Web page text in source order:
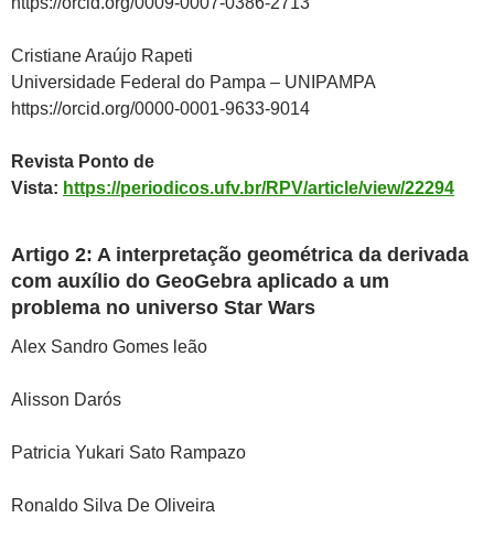
Cristiane Araújo Rapeti
Universidade Federal do Pampa – UNIPAMPA
https://orcid.org/0000-0001-9633-9014
Revista Ponto de
Vista: https://periodicos.ufv.br/RPV/article/view/22294
Artigo 2: A interpretação geométrica da derivada
com auxílio do GeoGebra aplicado a um
problema no universo Star Wars
Alex Sandro Gomes leão
Alisson Darós
Patricia Yukari Sato Rampazo
Ronaldo Silva De Oliveira